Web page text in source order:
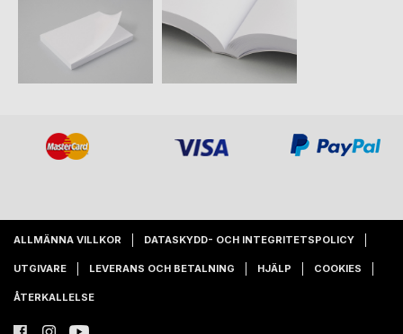
ALLMÄNNA VILLKOR DATASKYDD- OCH INTEGRITETSPOLICY
UTGIVARE LEVERANS OCH BETALNING HJÄLP COOKIES
ÅTERKALLELSE